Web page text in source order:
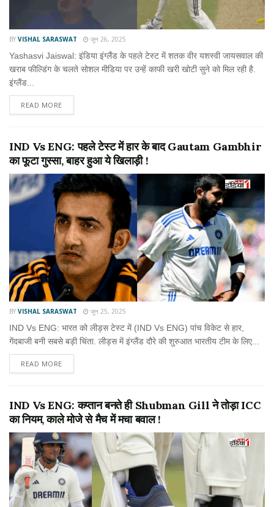
BY VISHAL SARASWAT जून 26, 2025
Yashasvi Jaiswal: इंडिया इंग्लैंड के पहले टेस्ट में शतक वीर यशस्वी जायसवाल की
खराब फील्डिंग के चलते सोशल मीडिया पर उन्हें काफी खरी खोटी सुने को मिल रही है.
इंग्लैंड...
READ MORE
IND Vs ENG: पहले टेस्ट में हार के बाद Gautam Gambhir
का फूटा गुस्सा, बाहर हुआ ये खिलाड़ी !
BY VISHAL SARASWAT जून 25, 2025
IND Vs ENG: भारत को लीड्स टेस्ट में (IND Vs ENG) पांच विकेट से हार,
गेंदबाजी बनी सबसे बड़ी चिंता. लीड्स में इंग्लैंड दौरे की शुरुआत भारतीय टीम के लिए...
READ MORE
IND Vs ENG: कप्तान बनते ही Shubman Gill ने तोड़ा ICC
का नियम, काले मोजे से मैच में मचा बवाल !